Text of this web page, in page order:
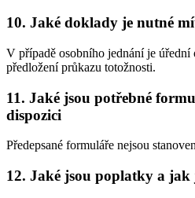
10. Jaké doklady je nutné
V případě osobního jednání je úřední
předložení průkazu totožnosti.
11. Jaké jsou potřebné
dispozici
Předepsané formuláře nejsou
12. Jaké jsou poplatky a jak